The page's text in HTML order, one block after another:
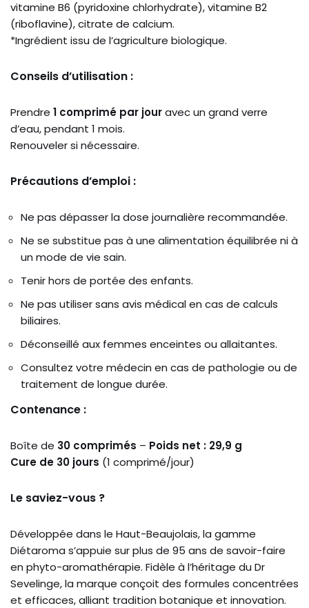
vitamine B6 (pyridoxine chlorhydrate), vitamine B2
(riboflavine), citrate de calcium.
*Ingrédient issu de l’agriculture biologique.
Conseils d’utilisation :
Prendre 1 comprimé par jouravec un grand verre
d’eau, pendant 1 mois.
Renouveler si nécessaire.
Précautions d’emploi :
Ne pas dépasser la dose journalière recommandée.
Ne se substitue pas à une alimentation équilibrée ni à
un mode de vie sain.
Tenir hors de portée des enfants.
Ne pas utiliser sans avis médical en cas de calculs
biliaires.
Déconseillé aux femmes enceintes ou allaitantes.
Consultez votre médecin en cas de pathologie ou de
traitement de longue durée.
Contenance :
Boîte de 30 comprimés – Poids net : 29,9 g
Cure de 30 jours (1 comprimé/jour)
Le saviez-vous ?
Développée dans le Haut-Beaujolais, la gamme
Diétaroma s’appuie sur plus de 95 ans de savoir-faire
en phyto-aromathérapie. Fidèle à l’héritage du Dr
Sevelinge, la marque conçoit des formules concentrées
et efficaces, alliant tradition botanique et innovation.